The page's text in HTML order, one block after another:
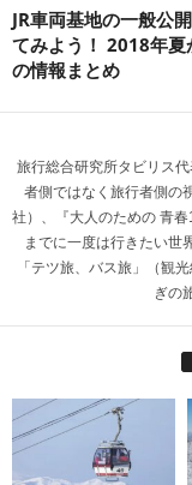
JR車両基地の一般公
てみよう！ 2018年夏
の情報まとめ
旅行総合研究所タビリス
者側ではなく旅行者側の
社）、『大人のための 青
までに一度は行きたい世
「テツ旅、バス旅」（観
ぎの